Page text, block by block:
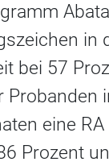
in
bei 57
Probanden
eine RA
Prozent